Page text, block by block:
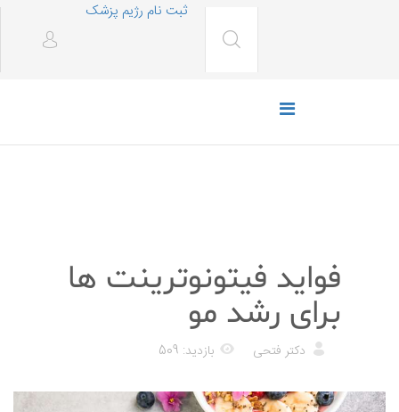
ثبت نام رژیم پزشک
فواید فیتونوترینت ها
برای رشد مو
دکتر فتحی بازدید: 509